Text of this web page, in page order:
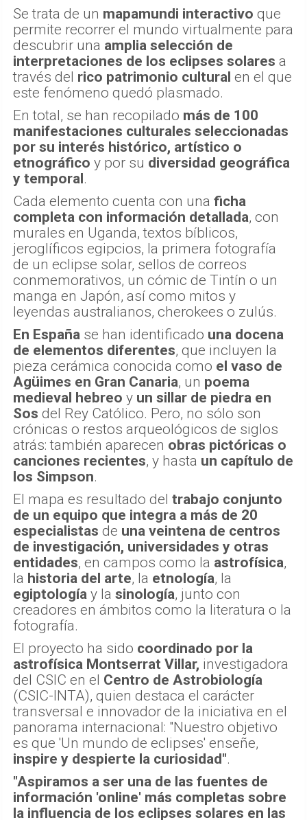
Se trata de un mapamundi interactivo que
permite recorrer el mundo virtualmente para
descubrir una amplia selección de
interpretaciones de los eclipses solares a
través del rico patrimonio cultural en el que
este fenómeno quedó plasmado.
En total, se han recopilado más de 100
manifestaciones culturales seleccionadas
por su interés histórico, artístico o
etnográfico y por su diversidad geográfica
y temporal.
Cada elemento cuenta con una ficha
completa con información detallada, con
murales en Uganda, textos bíblicos,
jeroglíficos egipcios, la primera fotografía
de un eclipse solar, sellos de correos
conmemorativos, un cómic de Tintín o un
manga en Japón, así como mitos y
leyendas australianos, cherokees o zulús.
En España se han identificado una docena
de elementos diferentes, que incluyen la
pieza cerámica conocida como el vaso de
Agüimes en Gran Canaria, un poema
medieval hebreo y un sillar de piedra en
Sos del Rey Católico. Pero, no sólo son
crónicas o restos arqueológicos de siglos
atrás: también aparecen obras pictóricas o
canciones recientes, y hasta un capítulo de
los Simpson.
El mapa es resultado del trabajo conjunto
de un equipo que integra a más de 20
especialistas de una veintena de centros
de investigación, universidades y otras
entidades, en campos como la astrofísica,
la historia del arte, la etnología, la
egiptología y la sinología, junto con
creadores en ámbitos como la literatura o la
fotografía.
El proyecto ha sido coordinado por la
astrofísica Montserrat Villar, investigadora
del CSIC en el Centro de Astrobiología
(CSIC-INTA), quien destaca el carácter
transversal e innovador de la iniciativa en el
panorama internacional: "Nuestro objetivo
es que 'Un mundo de eclipses' enseñe,
inspire y despierte la curiosidad".
"Aspiramos a ser una de las fuentes de
información 'online' más completas sobre
la influencia de los eclipses solares en las